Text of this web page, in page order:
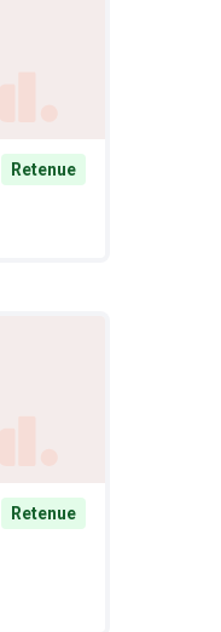
Retenue
Retenue